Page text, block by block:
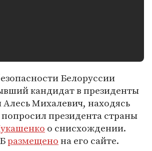
Белоруссии
кандидат в президенты
Михалевич, находясь
президента страны
о снисхождении.
размещенона его сайте.